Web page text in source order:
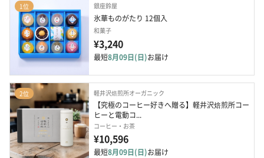
1位 銀座鈴屋
氷華ものがたり 12個入
和菓子
¥3,240
最短8月09日(日)お届け
2位 軽井沢焙煎所オーガニック
【究極のコーヒー好きへ贈る】軽井沢焙煎所コー
ヒーと電動コ...
コーヒー・お茶
¥10,596
最短8月09日(日)お届け